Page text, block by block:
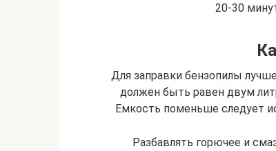
20-30
Для заправки бензопилы
должен быть равен двум
Емкость поменьше следует
Разбавлять горючее и